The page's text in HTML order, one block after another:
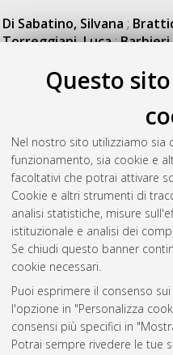
Questo
Nel nostro sito utilizziamo sia
funzionamento, sia cookie e
facoltativi che potrai attivare
Cookie e altri strumenti di
analisi statistiche, misure
istituzionale e analisi dei
Se chiudi questo banner
cookie necessari.
Puoi esprimere il consenso
l'opzione in "Personalizza
consensi più specifici in
Potrai sempre rivedere le tue
Di Sabatino, Silvana ;
Torreggiani, Luca;
Effects of Photocatalytic
concentrations. August 2018.
10.6092/unibo/amsacta/
Torreggiani, Luca;
iSCAPE. WP5. Effects of
Summer 2017 and Winter
University of Bologna. DOI
[Dataset]
Questa lista e' stata
Atom
AMS Acta
ISSN: 2038-7954
re3data.org -